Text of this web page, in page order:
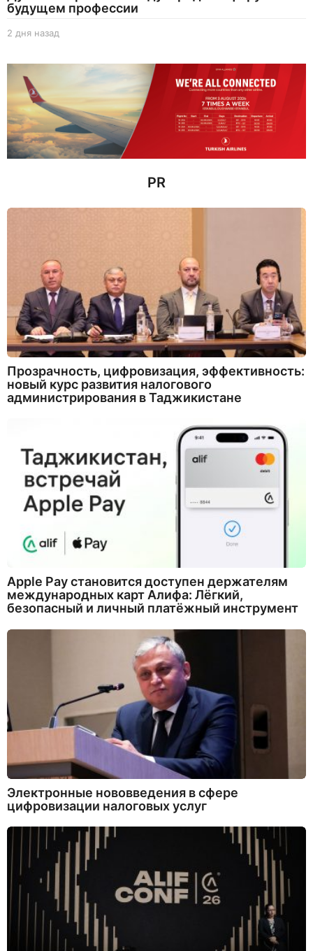
будущем профессии
2 дня назад
з
а
д
PR
Прозрачность, цифровизация, эффективность:
новый курс развития налогового
администрирования в Таджикистане
Apple Pay становится доступен держателям
международных карт Алифа: Лёгкий,
безопасный и личный платёжный инструмент
Электронные нововведения в сфере
цифровизации налоговых услуг